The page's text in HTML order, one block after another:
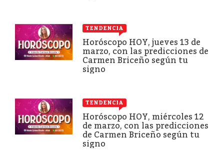
TENDENCIA
Horóscopo HOY, jueves 13 de
marzo, con las predicciones de
Carmen Briceño según tu
signo
TENDENCIA
Horóscopo HOY, miércoles 12
de marzo, con las predicciones
de Carmen Briceño según tu
signo